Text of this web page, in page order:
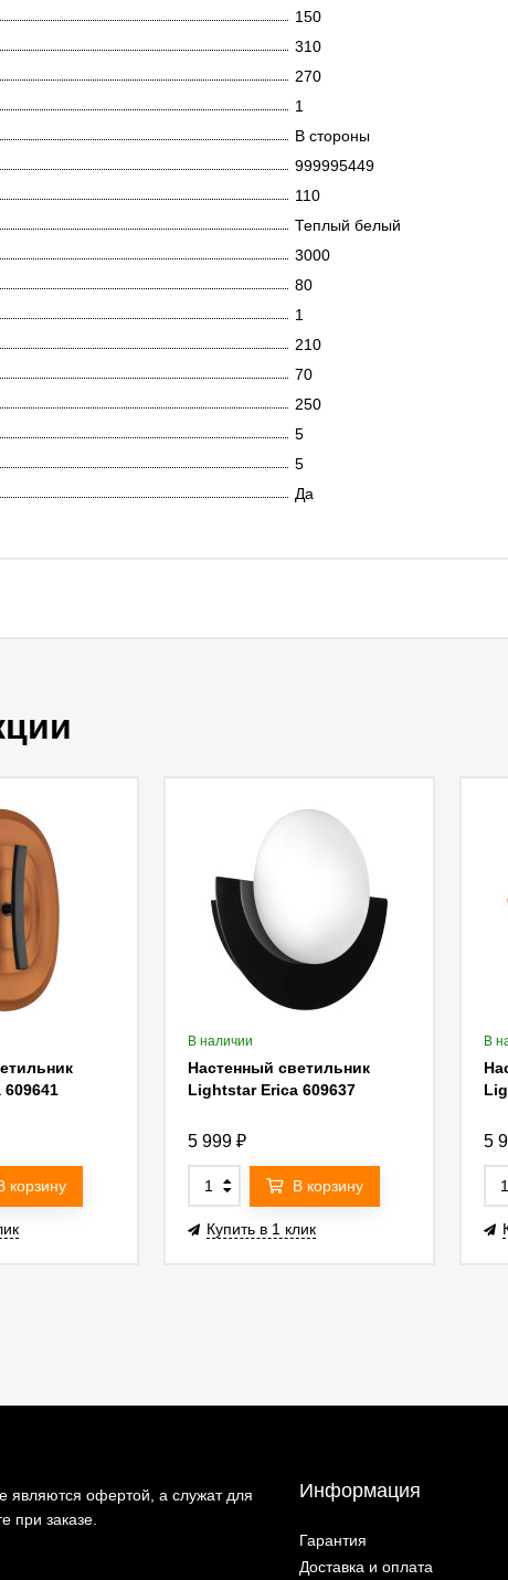
150
310
270
1
В стороны
999995449
110
Теплый белый
3000
80
1
210
70
250
5
5
Да
корзину
В наличии
Настенный светильник
Lightstar Erica 609637
5 999 ₽
В корзину
Купить в 1 клик
В
5
офертой, а служат для
при заказе.
Информация
Гарантия
Доставка и оплата